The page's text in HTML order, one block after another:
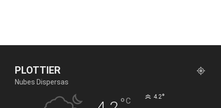
PLOTTIER
Nubes Dispersas
°C 4.2°